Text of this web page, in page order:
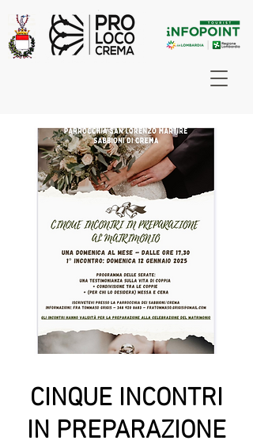
CINQUE INCONTRI
IN PREPARAZIONE